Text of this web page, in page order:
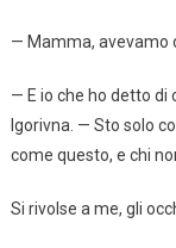
— Mamma, avevamo
— E io che ho detto di
Igorivna. — Sto solo
come questo, e chi
Si rivolse a me, gli